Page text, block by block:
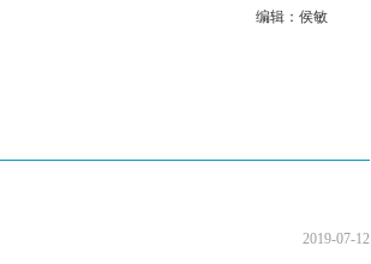
编辑：侯敏
2019-07-12